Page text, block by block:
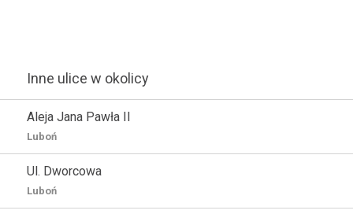
Inne ulice w okolicy
Aleja Jana Pawła II
Luboń
Ul. Dworcowa
Luboń